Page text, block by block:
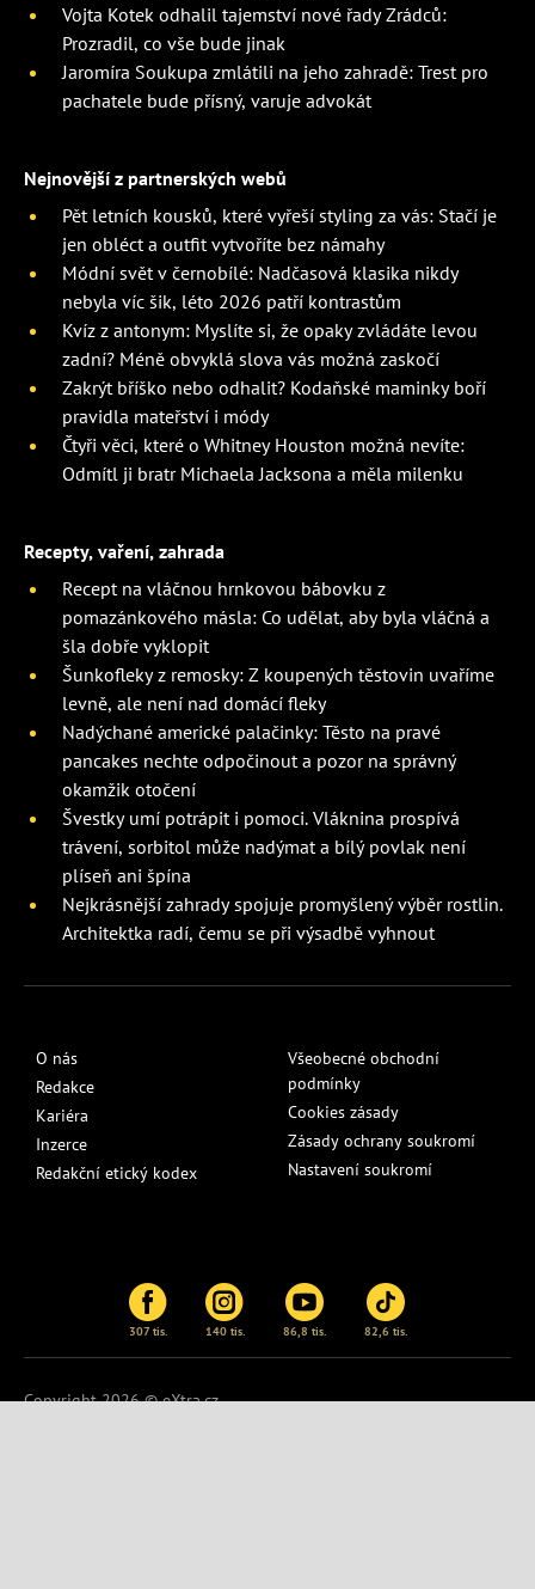
Vojta Kotek odhalil tajemství nové řady Zrádců:
Prozradil, co vše bude jinak
Jaromíra Soukupa zmlátili na jeho zahradě: Trest pro
pachatele bude přísný, varuje advokát
Nejnovější z partnerských webů
Pět letních kousků, které vyřeší styling za vás: Stačí je
jen obléct a outfit vytvoříte bez námahy
Módní svět v černobílé: Nadčasová klasika nikdy
nebyla víc šik, léto 2026 patří kontrastům
Kvíz z antonym: Myslíte si, že opaky zvládáte levou
zadní? Méně obvyklá slova vás možná zaskočí
Zakrýt bříško nebo odhalit? Kodaňské maminky boří
pravidla mateřství i módy
Čtyři věci, které o Whitney Houston možná nevíte:
Odmítl ji bratr Michaela Jacksona a měla milenku
Recepty, vaření, zahrada
Recept na vláčnou hrnkovou bábovku z
pomazánkového másla: Co udělat, aby byla vláčná a
šla dobře vyklopit
Šunkofleky z remosky: Z koupených těstovin uvaříme
levně, ale není nad domácí fleky
Nadýchané americké palačinky: Těsto na pravé
pancakes nechte odpočinout a pozor na správný
okamžik otočení
Švestky umí potrápit i pomoci. Vláknina prospívá
trávení, sorbitol může nadýmat a bílý povlak není
plíseň ani špína
Nejkrásnější zahrady spojuje promyšlený výběr rostlin.
Architektka radí, čemu se při výsadbě vyhnout
O nás
Redakce
Kariéra
Inzerce
Redakční etický kodex
Všeobecné obchodní
podmínky
Cookies zásady
Zásady ochrany soukromí
Nastavení soukromí
307 tis. 140 tis. 86,8 tis. 82,6 tis.
Copyright 2026 © eXtra.cz